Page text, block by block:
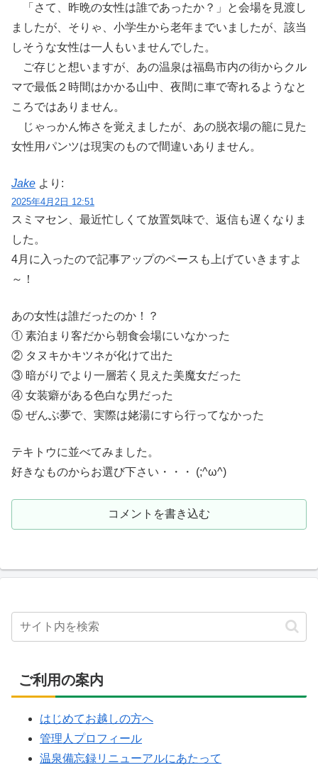
「さて、昨晩の女性は誰であったか？」と会場を見渡し
ましたが、そりゃ、小学生から老年までいましたが、該当
しそうな女性は一人もいませんでした。
ご存じと想いますが、あの温泉は福島市内の街からクル
マで最低２時間はかかる山中、夜間に車で寄れるようなと
ころではありません。
じゃっかん怖さを覚えましたが、あの脱衣場の籠に見た
女性用パンツは現実のもので間違いありません。
Jake より:
2025年4月2日 12:51
スミマセン、最近忙しくて放置気味で、返信も遅くなりま
した。
4月に入ったので記事アップのペースも上げていきますよ
～！
あの女性は誰だったのか！？
① 素泊まり客だから朝食会場にいなかった
② タヌキかキツネが化けて出た
③ 暗がりでより一層若く見えた美魔女だった
④ 女装癖がある色白な男だった
⑤ ぜんぶ夢で、実際は姥湯にすら行ってなかった
テキトウに並べてみました。
好きなものからお選び下さい・・・ (;^ω^)
コメントを書き込む
ご利用の案内
はじめてお越しの方へ
管理人プロフィール
温泉備忘録リニューアルにあたって